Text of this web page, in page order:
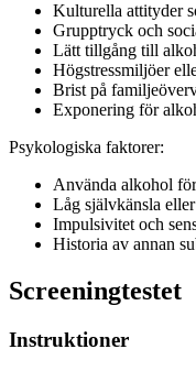
Kulturella attityder
Grupptryck och
Lätt tillgång till
Högstressmiljöer
Brist på
Exponering för
Psykologiska faktorer:
Använda alkohol
Låg självkänsla
Impulsivitet och
Historia av annan
Screeningtestet
Instruktioner